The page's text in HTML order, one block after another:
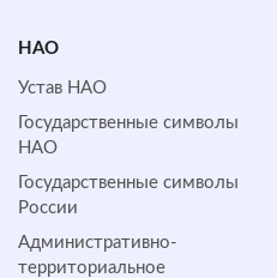
НАО
Устав НАО
Государственные символы
НАО
Государственные символы
России
Административно-
территориальное